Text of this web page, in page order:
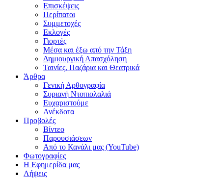
Επισκέψεις
Περίπατοι
Συμμετοχές
Εκλογές
Γιορτές
Μέσα και έξω από την Τάξη
Δημιουργική Απασχόληση
Ταινίες, Παζάρια και Θεατρικά
Άρθρα
Γενική Αρθογραφία
Συριανή Ντοπιολαλιά
Ευχαριστούμε
Ανέκδοτα
Προβολές
Βίντεο
Παρουσιάσεων
Από το Κανάλι μας (YouTube)
Φωτογραφίες
Η Εφημερίδα μας
Λήψεις